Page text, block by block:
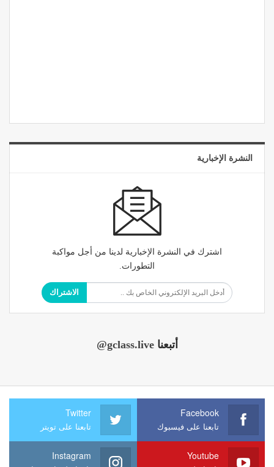
النشرة الإخبارية
اشترك في النشرة الإخبارية لدينا من أجل مواكبة
التطورات.
الاشتراك
أتبعنا@gclass.live
Facebook
تابعنا على فيسبوك
Twitter
تابعنا على تويتر
Youtube
Instagram